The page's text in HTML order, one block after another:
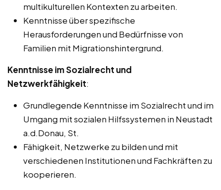
multikulturellen Kontexten zu arbeiten.
Kenntnisse über spezifische
Herausforderungen und Bedürfnisse von
Familien mit Migrationshintergrund.
Kenntnisse im Sozialrecht und
Netzwerkfähigkeit:
Grundlegende Kenntnisse im Sozialrecht und im
Umgang mit sozialen Hilfssystemen in Neustadt
a.d.Donau, St.
Fähigkeit, Netzwerke zu bilden und mit
verschiedenen Institutionen und Fachkräften zu
kooperieren.